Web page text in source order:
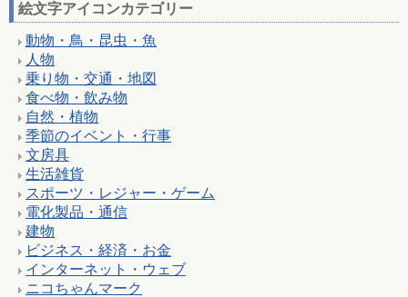
絵文字アイコンカテゴリー
動物・鳥・昆虫・魚
人物
乗り物・交通・地図
食べ物・飲み物
自然・植物
季節のイベント・行事
文房具
生活雑貨
スポーツ・レジャー・ゲーム
電化製品・通信
建物
ビジネス・経済・お金
インターネット・ウェブ
ニコちゃんマーク